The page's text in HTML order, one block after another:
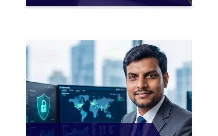
LES DIRIGEANTS DE